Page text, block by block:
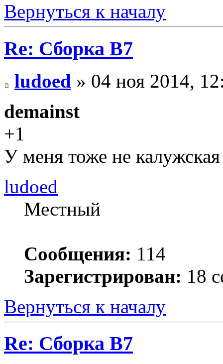
Вернуться к началу
Re: Сборка B7
ludoed » 04 ноя 2014,
demainst
+1
У меня тоже не
ludoed
Местный
Сообщения: 114
Зарегистрирован: 18
Вернуться к началу
Re: Сборка B7